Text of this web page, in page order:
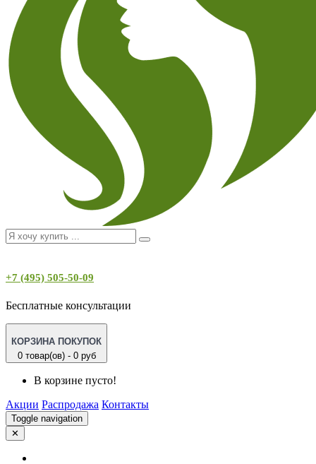
+7 (495) 505-50-09
Бесплатные консультации
КОРЗИНА ПОКУПОК
0 товар(ов) - 0 руб
В корзине пусто!
Акции Распродажа Контакты
Toggle navigation
✕